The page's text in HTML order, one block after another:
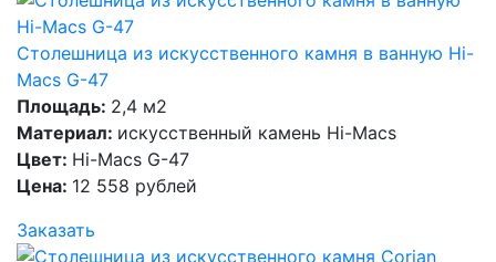
Столешница из искусственного камня в ванную Hi-
Macs G-47
Площадь: 2,4 м2
Материал: искусственный камень Hi-Macs
Цвет: Hi-Macs G-47
Цена: 12 558 рублей
Заказать